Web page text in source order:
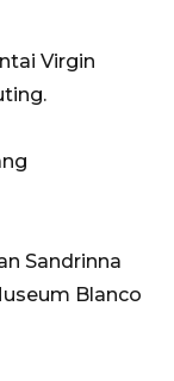
Virgin
Sandrinna
Blanco
striker